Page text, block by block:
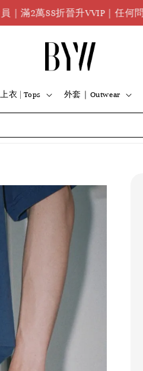
折晉升VVIP｜任何問題請洽
上衣 | Tops 外套｜Outwear